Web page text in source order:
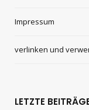
Impressum
verlinken und
LETZTE